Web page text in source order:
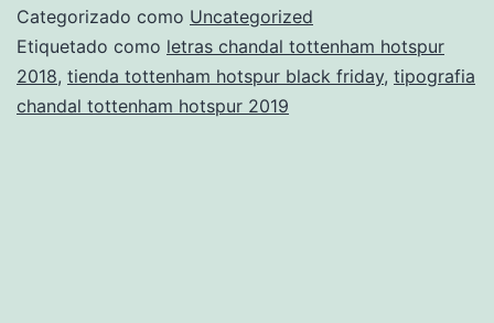
Categorizado como Uncategorized
Etiquetado como letras chandal tottenham hotspur
2018, tienda tottenham hotspur black friday, tipografia
chandal tottenham hotspur 2019